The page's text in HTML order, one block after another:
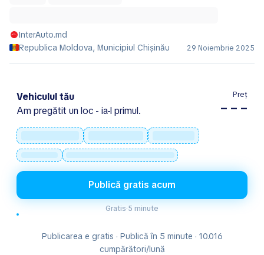
InterAuto.md
Republica Moldova, Municipiul Chișinău
29 Noiembrie 2025
Vehiculul tău
Am pregătit un loc - ia-l primul.
Preț
– – –
Publică gratis acum
Gratis·5 minute
Publicarea e gratis · Publică în 5 minute · 10.016
cumpărători/lună